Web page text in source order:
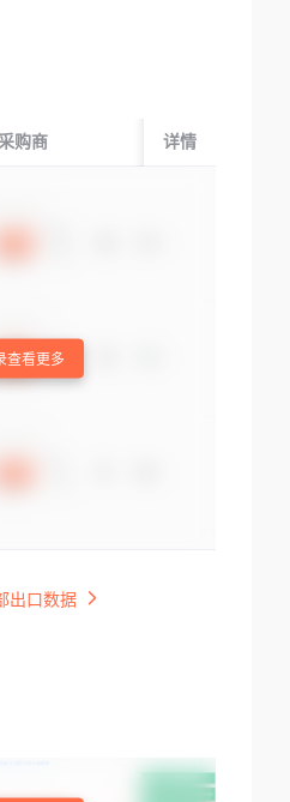
购商 起运国/地区
详情
查看更多
出口数据